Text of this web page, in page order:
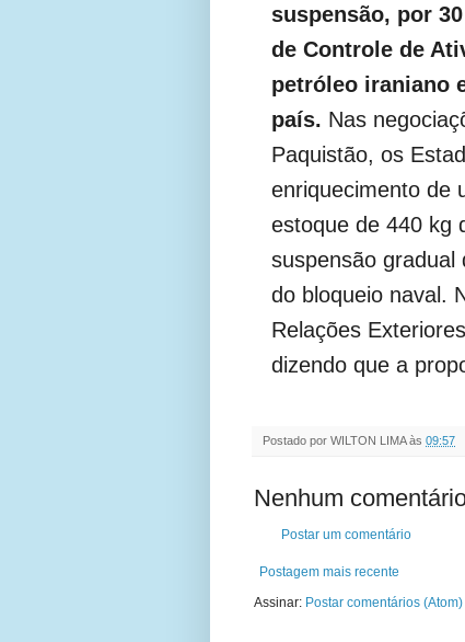
suspensão, por
de Controle de
petróleo iraniano
país. Nas
Paquistão, os
enriquecimento de
estoque de 440 kg
suspensão gradual
do bloqueio naval.
Relações
dizendo que a
Postado por WILTON LIMA às 09:57
Nenhum
Postar um comentário
Postagem mais recente
Assinar: Postar comentários (Atom)